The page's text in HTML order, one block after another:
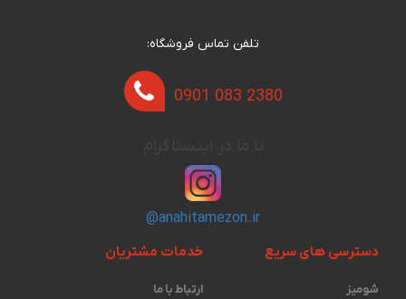
تلفن تماس فروشگاه:
0901 083 2380
@anahitamezon.ir
دسترسی های سریع
شومیز
خدمات مشتریان
ارتباط با ما